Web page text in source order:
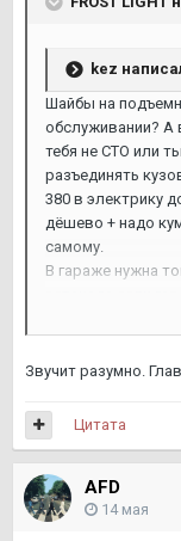
kez
Шайбы на
обслуживании? А
тебя не СТО или
разъединять
380 в электрику
дёшево + надо
самому.
В гараже нужна
Для большинства
Звучит разумно.
Цитата
AFD
14 мая